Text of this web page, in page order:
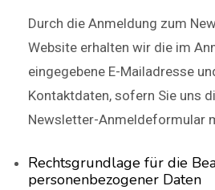
Durch die Anmeldung zum
Website erhalten wir die im
eingegebene E-Mailadresse
Kontaktdaten, sofern Sie uns
Newsletter-Anmeldeformular
Rechtsgrundlage für die
personenbezogener Daten